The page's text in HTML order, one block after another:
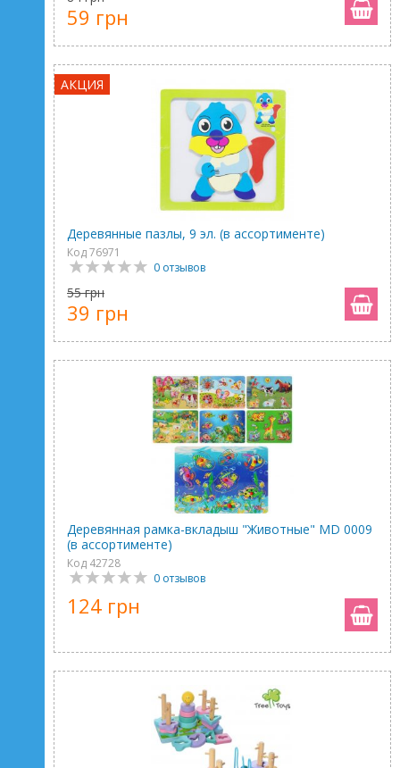
59 грн
АКЦИЯ
Деревянные пазлы, 9 эл. (в ассортименте)
Код 76971
0 отзывов
55 грн
39 грн
Деревянная рамка-вкладыш "Животные" MD 0009
(в ассортименте)
Код 42728
0 отзывов
124 грн